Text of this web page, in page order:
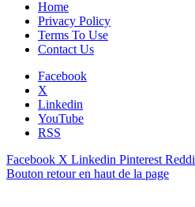
Home
Privacy Policy
Terms To Use
Contact Us
Facebook
X
Linkedin
YouTube
RSS
Facebook X Linkedin Pinterest
Bouton retour en haut de la page